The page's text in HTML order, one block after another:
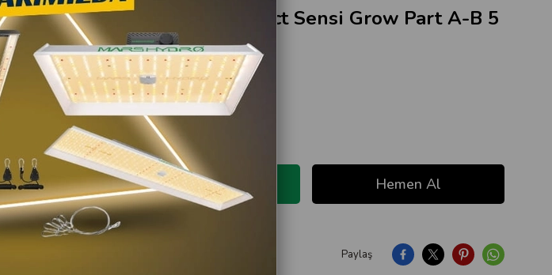
Advanced Nutrients PH Perfect Sensi Grow Part A-B 5
Litre Bitki Besini
8.869,65 TL
7.716,60 TL (KDV Dahil)
Paylaş